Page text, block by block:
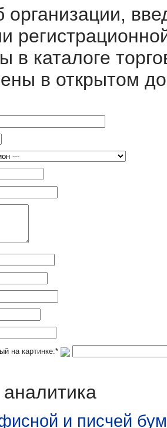
в каталоге
в открытом
на картинке:*
и писчей